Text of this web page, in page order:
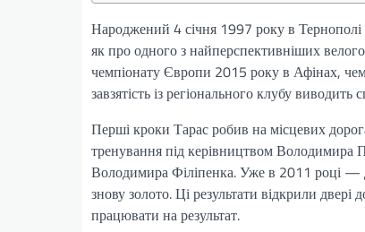
Народжений 4 січня 1997 року в Тернополі
як про одного з найперспективніших
чемпіонату Європи 2015 року в Афінах,
завзятість із регіонального клубу
Перші кроки Тарас робив на місцевих
тренування під керівництвом Володимира
Володимира Філіпенка. Уже в 2011 році
знову золото. Ці результати відкрили двері
працювати на результат.